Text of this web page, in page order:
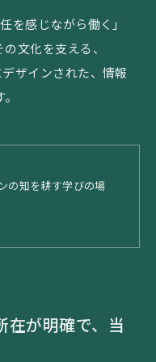
を感じながら働く」
文化を支える、
ザインされた、情報
の知を耕す学びの場
在が明確で、当